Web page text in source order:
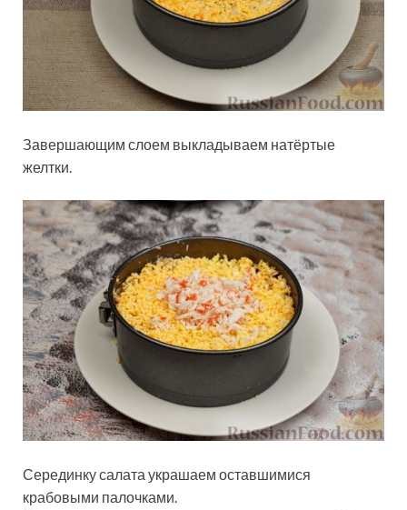
Завершающим слоем выкладываем натёртые
желтки.
Серединку салата украшаем оставшимися
крабовыми палочками.